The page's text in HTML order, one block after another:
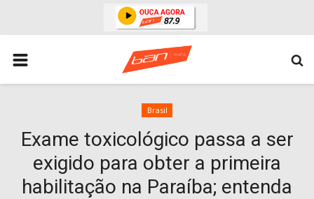
HOME
ESPORTES
POLITICA
ESPERANÇA PB
PARAIBA
Brasil
Exame toxicológico passa a ser
exigido para obter a primeira
habilitação na Paraíba; entenda